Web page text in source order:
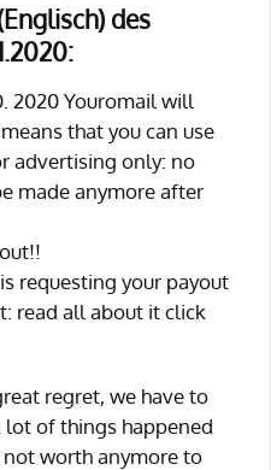
des
2020 Youromail will
that you can use
advertising only: no
made anymore after
requesting your payout
read all about it click
regret, we have to
lot of things happened
not worth anymore to